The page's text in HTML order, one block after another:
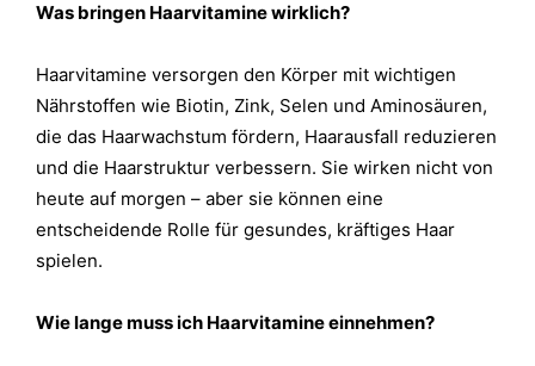
Was bringen Haarvitamine wirklich?
Haarvitamine versorgen den Körper mit wichtigen
Nährstoffen wie Biotin, Zink, Selen und Aminosäuren,
die das Haarwachstum fördern, Haarausfall reduzieren
und die Haarstruktur verbessern. Sie wirken nicht von
heute auf morgen – aber sie können eine
entscheidende Rolle für gesundes, kräftiges Haar
spielen.
Wie lange muss ich Haarvitamine einnehmen?